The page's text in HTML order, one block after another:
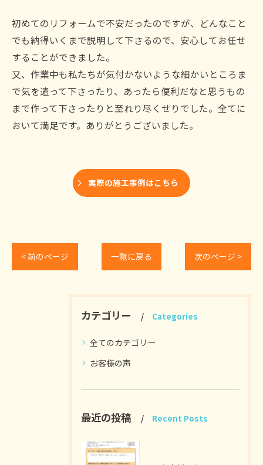
初めてのリフォームで不安だったのですが、どんなこと
でも納得いくまで説明して下さるので、安心してお任せ
することができました。
又、作業中も私たちが気付かないような細かいところま
で気を遣って下さったり、あったら便利だなと思うもの
まで作って下さったりと至れり尽くせりでした。全てに
おいて満足です。ありがとうございました。
実際の施工事例はこちら
< 前のページ 一覧に戻る 次のページ >
カテゴリー Categories
全てのカテゴリー
お客様の声
最近の投稿 Recent Posts